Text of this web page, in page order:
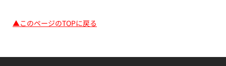
▲このページのTOPに戻る